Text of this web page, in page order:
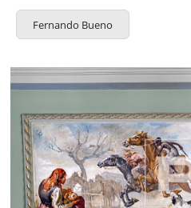
Fernando Bueno
Título do projeto
Códigos
NÃO
SIM
Título do projeto
Tamanho PR$ 57,00